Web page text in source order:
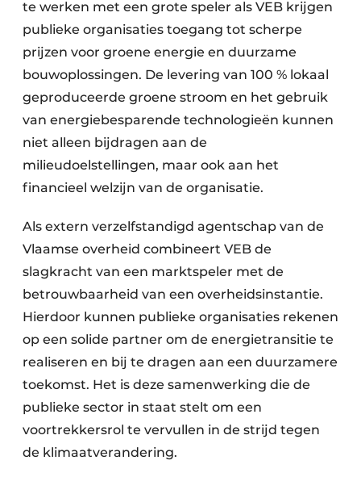
te werken met een grote speler als VEB krijgen
publieke organisaties toegang tot scherpe
prijzen voor groene energie en duurzame
bouwoplossingen. De levering van 100 % lokaal
geproduceerde groene stroom en het gebruik
van energiebesparende technologieën kunnen
niet alleen bijdragen aan de
milieudoelstellingen, maar ook aan het
financieel welzijn van de organisatie.
Als extern verzelfstandigd agentschap van de
Vlaamse overheid combineert VEB de
slagkracht van een marktspeler met de
betrouwbaarheid van een overheidsinstantie.
Hierdoor kunnen publieke organisaties rekenen
op een solide partner om de energietransitie te
realiseren en bij te dragen aan een duurzamere
toekomst. Het is deze samenwerking die de
publieke sector in staat stelt om een
voortrekkersrol te vervullen in de strijd tegen
de klimaatverandering.